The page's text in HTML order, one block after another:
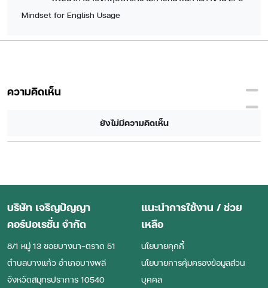
Mindset for English Usage
ความคิดเห็น
ยังไม่มีความคิดเห็น
บริษัท เจริญปัญญา
คอร์ปอเรชั่น จำกัด
8/1 หมู่ 13 ซอยบางนา-ตราด 51
ตําบลบางแก้ว อําเภอบางพลี
จังหวัดสมุทรปราการ 10540
แนะนำการใช้งาน / ช่วย
เหลือ
นโยบายคุกกี้
นโยบายการคุ้มครองข้อมูลส่วน
บุคคล